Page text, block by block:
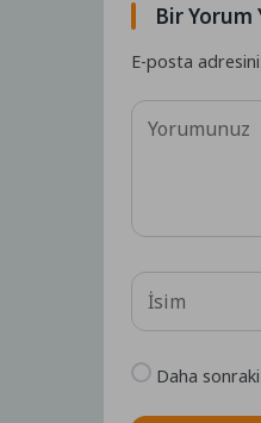
Bir Yorum
E-posta
Daha